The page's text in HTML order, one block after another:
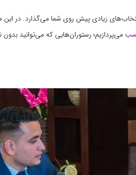
زیادی پیش روی شما می‌گذارد. در این
می‌پردازیم؛ رستوران‌هایی که می‌توانید بدون